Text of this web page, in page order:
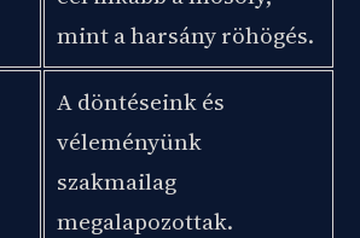
mint a harsány röhögés.
A döntéseink és
véleményünk
szakmailag
megalapozottak.